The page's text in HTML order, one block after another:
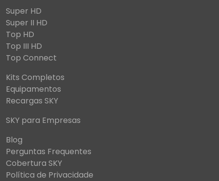
Super HD
Super II HD
Top HD
Top III HD
Top Connect
Kits Completos
Equipamentos
Recargas SKY
SKY para Empresas
Blog
Perguntas Frequentes
Cobertura SKY
Política de Privacidade